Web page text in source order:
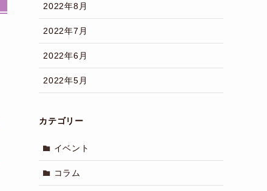
2022年8月
2022年7月
2022年6月
2022年5月
カテゴリー
イベント
コラム